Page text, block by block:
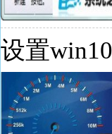
设置